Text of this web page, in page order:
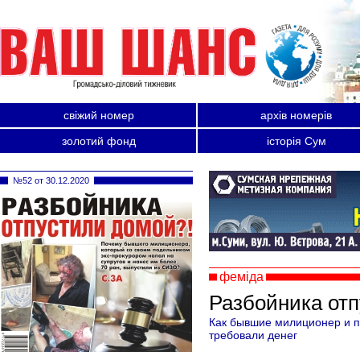
свіжий номер
архів номерів
золотий фонд
історія Сум
феміда
Разбойника
Как бывшие милиционер и
требовали денег
№52 от 30.12.2020